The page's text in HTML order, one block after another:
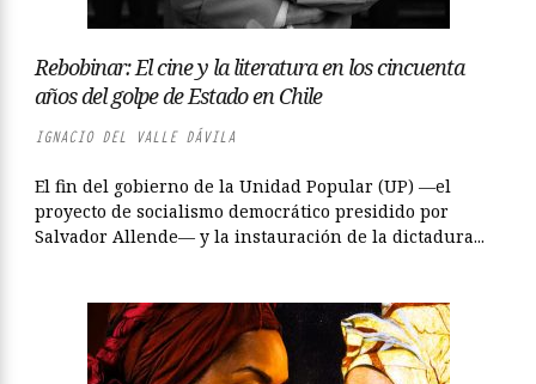
Rebobinar: El cine y la literatura en los cincuenta
años del golpe de Estado en Chile
IGNACIO DEL VALLE DÁVILA
El fin del gobierno de la Unidad Popular (UP) —el
proyecto de socialismo democrático presidido por
Salvador Allende— y la instauración de la dictadura...